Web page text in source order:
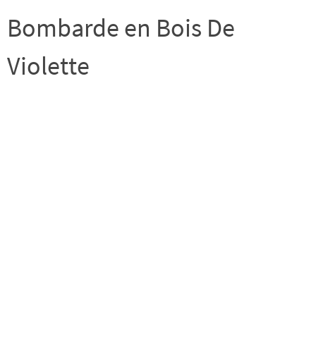
Bombarde en Bois De
Violette